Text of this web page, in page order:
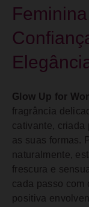
Glow Up for
fragrância
cativante, criada
as suas formas.
naturalmente,
frescura e
cada passo com
positiva